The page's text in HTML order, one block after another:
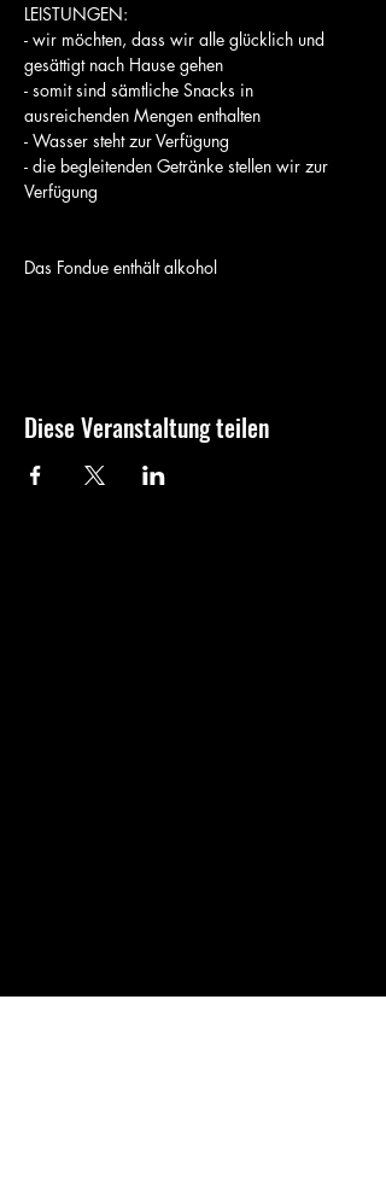
LEISTUNGEN:
- wir möchten, dass wir alle glücklich und
gesättigt nach Hause gehen
- somit sind sämtliche Snacks in
ausreichenden Mengen enthalten
- Wasser steht zur Verfügung
- die begleitenden Getränke stellen wir zur
Verfügung
Das Fondue enthält alkohol
Diese Veranstaltung teilen